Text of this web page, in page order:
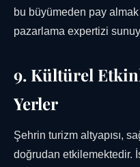
bu büyümeden pay
pazarlama expertizi
9. Kültürel
Yerler
Şehrin turizm altyapısı,
doğrudan etkilemektedir.